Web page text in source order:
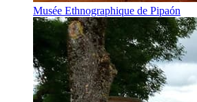
Musée Ethnographique de Pipaón